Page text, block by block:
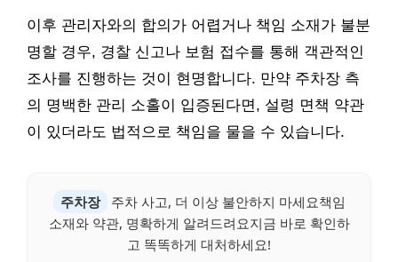
이후 관리자와의 합의가 어렵거나 책임 소재가 불분
명할 경우, 경찰 신고나 보험 접수를 통해 객관적인
조사를 진행하는 것이 현명합니다. 만약 주차장 측
의 명백한 관리 소홀이 입증된다면, 설령 면책 약관
이 있더라도 법적으로 책임을 물을 수 있습니다.
주차장
주차 사고, 더 이상 불안하지 마세요책임
소재와 약관, 명확하게 알려드려요지금 바로 확인하
고 똑똑하게 대처하세요!